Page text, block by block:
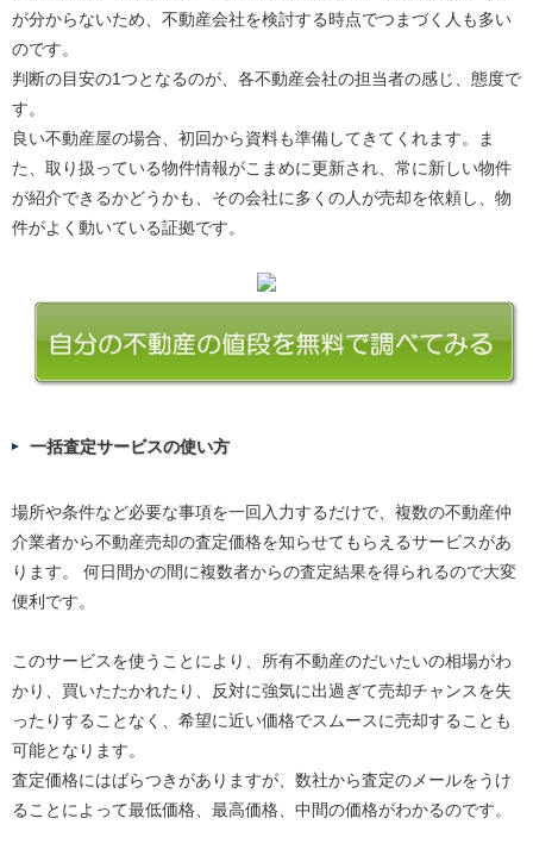
が分からないため、不動産会社を検討する時点でつまづく人も多い
のです。
判断の目安の1つとなるのが、各不動産会社の担当者の感じ、態度で
す。
良い不動産屋の場合、初回から資料も準備してきてくれます。ま
た、取り扱っている物件情報がこまめに更新され、常に新しい物件
が紹介できるかどうかも、その会社に多くの人が売却を依頼し、物
件がよく動いている証拠です。
一括査定サービスの使い方
場所や条件など必要な事項を一回入力するだけで、複数の不動産仲
介業者から不動産売却の査定価格を知らせてもらえるサービスがあ
ります。 何日間かの間に複数者からの査定結果を得られるので大変
便利です。
このサービスを使うことにより、所有不動産のだいたいの相場がわ
かり、買いたたかれたり、反対に強気に出過ぎて売却チャンスを失
ったりすることなく、希望に近い価格でスムースに売却することも
可能となります。
査定価格にはばらつきがありますが、数社から査定のメールをうけ
ることによって最低価格、最高価格、中間の価格がわかるのです。